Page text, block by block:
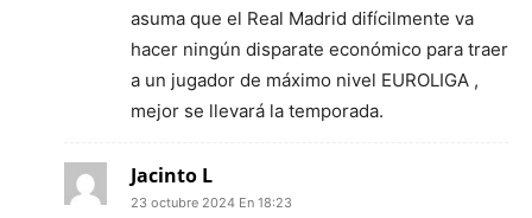
asuma que el Real Madrid difícilmente va
hacer ningún disparate económico para traer
a un jugador de máximo nivel EUROLIGA ,
mejor se llevará la temporada.
Jacinto L
23 octubre 2024 En 18:23